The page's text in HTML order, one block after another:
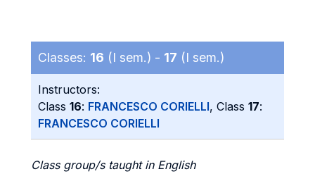
Classes: 16 (I sem.) - 17 (I sem.)
Instructors:
Class 16: FRANCESCO CORIELLI, Class 17:
FRANCESCO CORIELLI
Class group/s taught in English